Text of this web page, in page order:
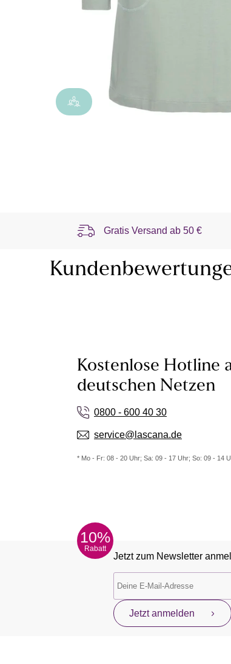
Gratis Versand ab 50 €
Kostenlose Hotline
deutschen Netzen
0800 - 600 40 30
service@lascana.de
* Mo - Fr: 08 - 20 Uhr; Sa: 09 - 17 Uhr; So: 09 - 14
10%
Rabatt
Jetzt zum Newsletter
Jetzt anmelden